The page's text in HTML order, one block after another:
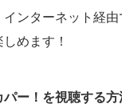
ンターネット経
めます！
ー！を視聴する